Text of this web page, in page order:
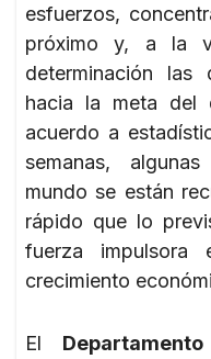
esfuerzos,
próximo y, a la
determinación
hacia la meta del
acuerdo a
semanas,
mundo se están
rápido que lo
fuerza
crecimiento
El